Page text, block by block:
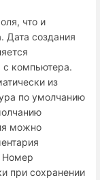
что и
Дата создания
с компьютера.
из
по умолчанию
можно
Номер
при сохранении